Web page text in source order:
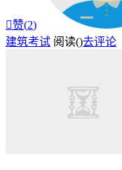
赞(2)
建筑考试 阅读()去评论